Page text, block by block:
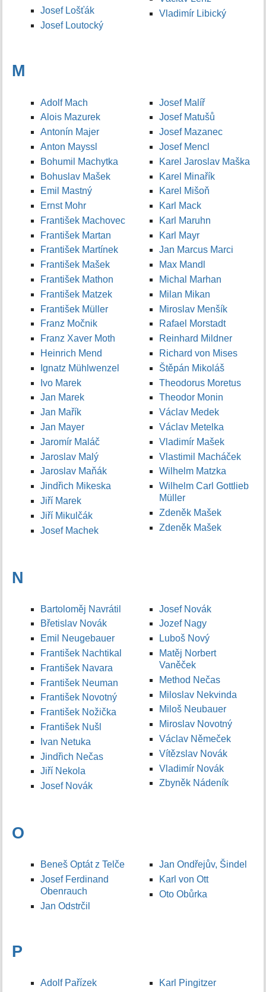
Josef Lošťák
Josef Loutocký
Vladimír Libický
M
Adolf Mach
Alois Mazurek
Antonín Majer
Anton Mayssl
Bohumil Machytka
Bohuslav Mašek
Emil Mastný
Ernst Mohr
František Machovec
František Martan
František Martínek
František Mašek
František Mathon
František Matzek
František Müller
Franz Močnik
Franz Xaver Moth
Heinrich Mend
Ignatz Mühlwenzel
Ivo Marek
Jan Marek
Jan Mařík
Jan Mayer
Jaromír Maláč
Jaroslav Malý
Jaroslav Maňák
Jindřich Mikeska
Jiří Marek
Jiří Mikulčák
Josef Machek
Josef Malíř
Josef Matušů
Josef Mazanec
Josef Mencl
Karel Jaroslav Maška
Karel Minařík
Karel Mišoň
Karl Mack
Karl Maruhn
Karl Mayr
Jan Marcus Marci
Max Mandl
Michal Marhan
Milan Mikan
Miroslav Menšík
Rafael Morstadt
Reinhard Mildner
Richard von Mises
Štěpán Mikoláš
Theodorus Moretus
Theodor Monin
Václav Medek
Václav Metelka
Vladimír Mašek
Vlastimil Macháček
Wilhelm Matzka
Wilhelm Carl Gottlieb
Müller
Zdeněk Mašek
Zdeněk Mašek
N
Bartoloměj Navrátil
Břetislav Novák
Emil Neugebauer
František Nachtikal
František Navara
František Neuman
František Novotný
František Nožička
František Nušl
Ivan Netuka
Jindřich Nečas
Jiří Nekola
Josef Novák
Josef Novák
Jozef Nagy
Luboš Nový
Matěj Norbert
Vaněček
Method Nečas
Miloslav Nekvinda
Miloš Neubauer
Miroslav Novotný
Václav Němeček
Vítězslav Novák
Vladimír Novák
Zbyněk Nádeník
O
Beneš Optát z Telče
Josef Ferdinand
Obenrauch
Jan Odstrčil
Jan Ondřejův, Šindel
Karl von Ott
Oto Obůrka
P
Adolf Pařízek
Karl Pingitzer